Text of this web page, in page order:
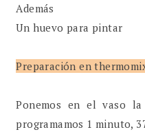
Además
Un huevo para pintar
Preparación en
Ponemos en el vaso
programamos 1 minuto,